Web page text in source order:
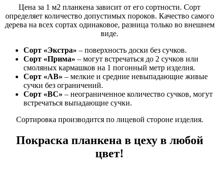
Цена за 1 м2 планкена зависит от его сортности. Сорт
определяет количество допустимых пороков. Качество самого
дерева на всех сортах одинаковое, разница только во внешнем
виде.
Сорт «Экстра» – поверхность доски без сучков.
Сорт «Прима» – могут встречаться до 2 сучков или
смоляных кармашков на 1 погонный метр изделия.
Сорт «АВ» – мелкие и средние невыпадающие живые
сучки без ограничений.
Сорт «ВС» – неограниченное количество сучков, могут
встречаться выпадающие сучки.
Сортировка производится по лицевой стороне изделия.
Покраска планкена в цеху в любой
цвет!